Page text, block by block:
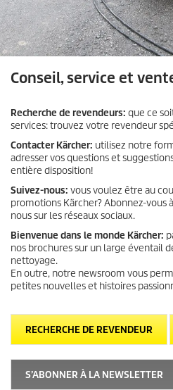
Conseil, service et
Recherche de revendeurs: que ce
services: trouvez votre revendeur
Contacter Kärcher: utilisez notre
adresser vos questions et
entière disposition!
Suivez-nous: vous voulez être au
promotions Kärcher? Abonnez-vous
nous sur les réseaux sociaux.
Bienvenue dans le monde Kärcher:
nos brochures sur un large éventail
nettoyage.
En outre, notre newsroom vous
petites nouvelles et histoires
RECHERCHE DE REVENDEUR
S’ABONNER À LA NEWSLETTER